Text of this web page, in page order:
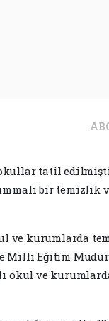
tatil
bir temizlik
ve kurumlarda
Milli Eğitim
okul ve